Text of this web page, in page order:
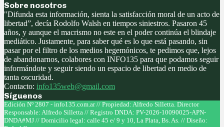
Sobre nosotros
"Difunda esta información, sienta la satisfacción moral de un acto de
libertad”, decía Rodolfo Walsh en tiempos siniestros. Pasaron 45
años, y aunque el macrismo no este en el poder continúa el blindaje
mediático. Justamente, para saber qué es lo que está pasando, sin
pasar por el filtro de los medios hegemónicos, te pedimos que, lejos
de abandonarnos, colabores con INFO135 para que podamos seguir
informándote y seguir siendo un espacio de libertad en medio de
tanta oscuridad.
Contacto: info135web@gmail.com
Síguenos
Facebook
Twitter
Instagram
Youtube
Edición Nº 2807 - info135.com.ar // Propiedad: Alfredo Silletta. Director
Responsable: Alfredo Silletta // Registro DNDA: PV-2026-10090025-APN-
DNDA#MJ // Domicilio legal: calle 45 e/ 9 y 10, La Plata, Bs. As. // Diseño: